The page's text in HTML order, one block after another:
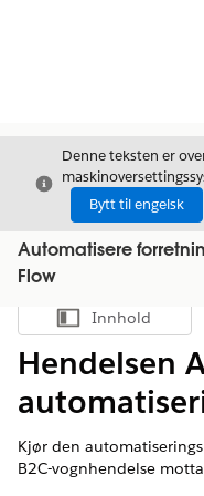
Avslutt
Denne teksten er
Bytt til engelsk
Automatisere
Flow
Vis
Innhold
Hendelsen
Kjør den
B2C-vognhendelse